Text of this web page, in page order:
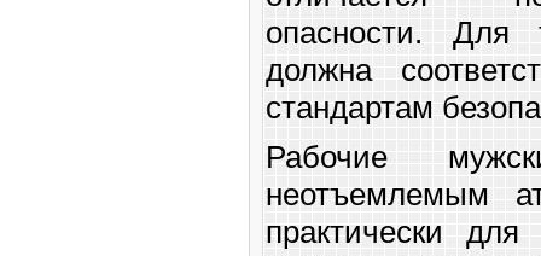
опасности. Для
должна
стандартам
Рабочие
неотъемлемым
практически